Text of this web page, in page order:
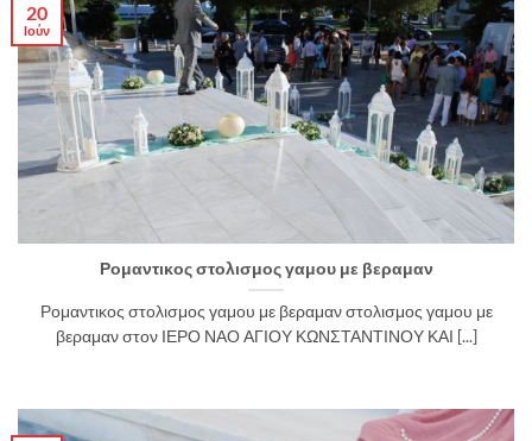
Ρομαντικος στολισμος γαμου με βεραμαν
Ρομαντικος στολισμος γαμου με βεραμαν στολισμος γαμου με
βεραμαν στον ΙΕΡΟ ΝΑΟ ΑΓΙΟΥ ΚΩΝΣΤΑΝΤΙΝΟΥ ΚΑΙ [...]
20
Ιούν